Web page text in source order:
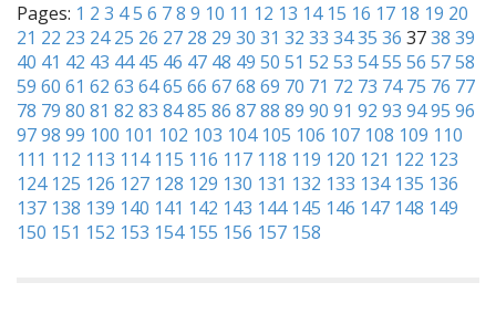
Pages: 1 2 3 45 6 78 9 10 11 12 13 14 15 16 17 18 19 20
21 22 23 24 25 26 27 28 29 30 31 32 33 3435 36 3738 39
40 41 42 43 44 45 46 47 48 49 50 51 52 53 5455 56 5758
59 60 61 62 63 6465 66 6768 69 70 71 72 73 74 75 76 77
78 79 80 81 82 83 8485 86 8788 89 90 91 92 93 9495 96
9798 99 100 101 102 103 104 105 106 107 108 109 110
111 112 113 114 115 116 117 118 119 120 121 122 123
124 125 126 127 128 129 130 131 132 133 134 135 136
137 138 139 140 141 142 143 144 145 146 147 148 149
150 151 152 153 154 155 156 157 158